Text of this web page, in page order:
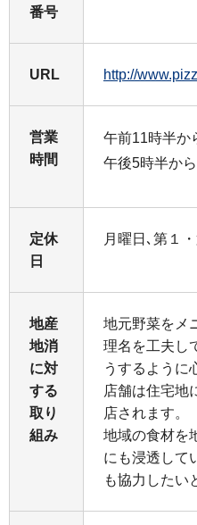
番号
URL http://
営業
時間
午前11時半か
午後5時半か
定休
日
月曜日､第１
地産
地消
に対
する
取り
組み
地元野菜をメ
理名を工夫し
うするように
店舗は住宅地
店されます。
地域の食材を
にも浸透して
も協力したい